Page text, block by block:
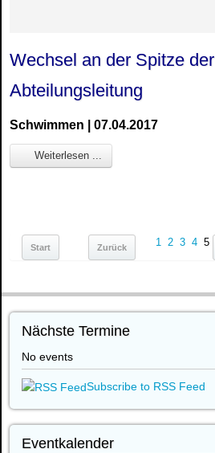
Wechsel an der Spitze der
Abteilungsleitung
Schwimmen | 07.04.2017
Weiterlesen ...
Start Zurück 1 2 3 4 5
Nächste Termine
No events
Subscribe to RSS Feed
Eventkalender